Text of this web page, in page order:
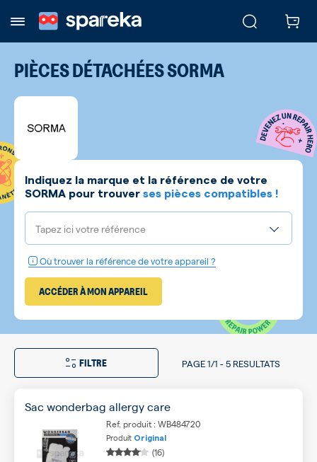
PIÈCES DÉTACHÉESSORMA
Indiquez la marque et la référence de votre
SORMA pour trouver ses pièces compatibles !
Tapez ici votre référence
Où trouver la référence de votre appareil ?
ACCÉDER À MON APPAREIL
FILTRE PAGE 1/1 -5 RESULTATS
Sac wonderbag allergy care
Ref. produit : WB484720
Produit Original
(16)